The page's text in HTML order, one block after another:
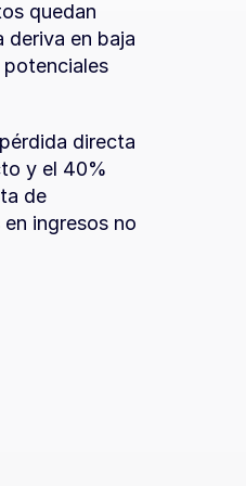
quedan
deriva en baja
directa
y el 40%
de
ingresos no